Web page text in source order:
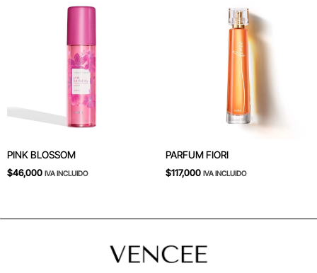
PINK BLOSSOM
$46,000 IVA INCLUIDO
PARFUM FIORI
$117,000 IVA INCLUIDO